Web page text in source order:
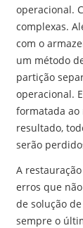
operacional.
complexas.
com o
um método
partição
operacional.
formatada ao
resultado,
serão
A
erros que
de solução
sempre o